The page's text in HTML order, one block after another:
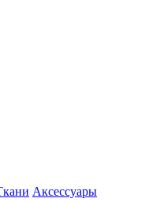
Аксессуары